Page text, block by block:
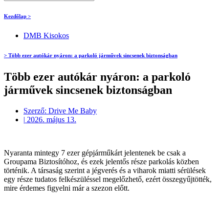
Kezdőlap >
DMB Kisokos
> Több ezer autókár nyáron: a parkoló járművek sincsenek biztonságban
Több ezer autókár nyáron: a parkoló
járművek sincsenek biztonságban
Szerző: Drive Me Baby
| 2026. május 13.
Nyaranta mintegy 7 ezer gépjárműkárt jelentenek be csak a
Groupama Biztosítóhoz, és ezek jelentős része parkolás közben
történik. A társaság szerint a jégverés és a viharok miatti sérülések
egy része tudatos felkészüléssel megelőzhető, ezért összegyűjtötték,
mire érdemes figyelni már a szezon előtt.